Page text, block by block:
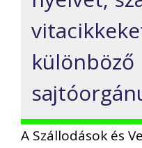
különböző
A Szállodások és